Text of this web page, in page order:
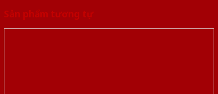
Sản phẩm tương tự